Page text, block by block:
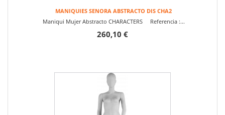
MANIQUIES SENORA ABSTRACTO DIS CHA2
Maniqui Mujer Abstracto CHARACTERS Referencia :...
260,10 €